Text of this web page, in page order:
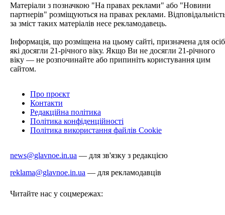
Матеріали з позначкою "На правах реклами" або "Новини
партнерів" розміщуються на правах реклами.
за зміст таких матеріалів несе рекламодавець.
Інформація, що розміщена на цьому сайті, призначена для
які досягли 21-річного віку. Якщо Ви не досягли 21-річного
віку — не розпочинайте або припиніть користування цим
сайтом.
Про проєкт
Контакти
Редакційна політика
Політика конфіденційності
Політика використання файлів Cookie
news@glavnoe.in.ua — для зв'язку з редакцією
reklama@glavnoe.in.ua — для рекламодавців
Читайте нас у соцмережах: